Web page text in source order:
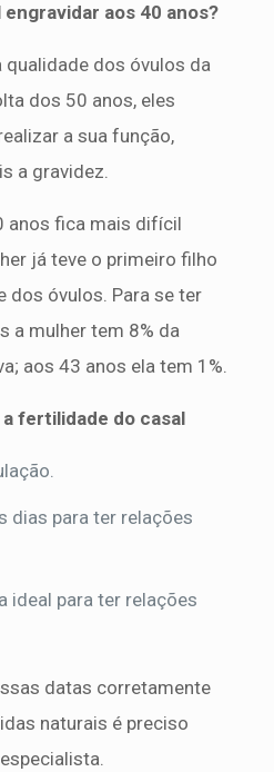
aos 40 anos?
qualidade dos óvulos da
dos 50 anos, eles
a sua função,
a gravidez.
anos fica mais difícil
já teve o primeiro filho
dos óvulos. Para se ter
a mulher tem 8% da
aos 43 anos ela tem 1%.
fertilidade do casal
dias para ter relações
ideal para ter relações
datas corretamente
naturais é preciso